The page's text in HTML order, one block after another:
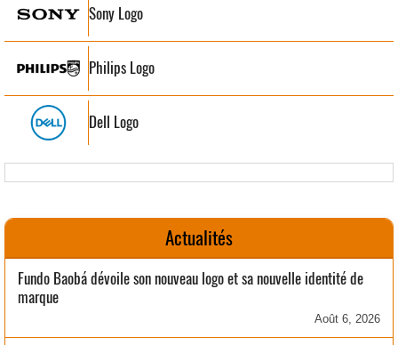
Sony Logo
Philips Logo
Dell Logo
Actualités
Fundo Baobá dévoile son nouveau logo et sa nouvelle identité de
marque
Août 6, 2026